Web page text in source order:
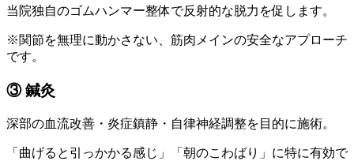
当院独自のゴムハンマー整体で反射的な脱力を促します。
※関節を無理に動かさない、筋肉メインの安全なアプローチ
です。
③ 鍼灸
深部の血流改善・炎症鎮静・自律神経調整を目的に施術。
「曲げると引っかかる感じ」「朝のこわばり」に特に有効で